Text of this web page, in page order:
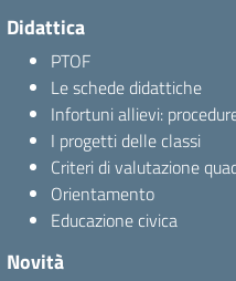
Didattica
PTOF
Le schede didattiche
Infortuni allievi:
I progetti delle classi
Criteri di valutazione
Orientamento
Educazione civica
Novità